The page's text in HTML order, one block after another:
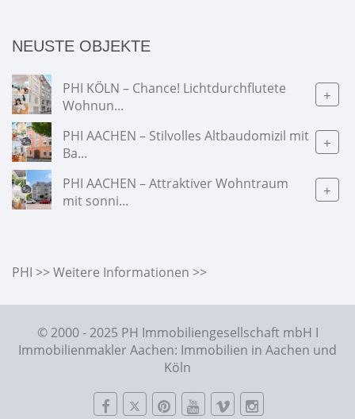
NEUSTE OBJEKTE
PHI KÖLN – Chance! Lichtdurchflutete
Wohnun...
+
PHI AACHEN – Stilvolles Altbaudomizil mit
Ba...
+
PHI AACHEN – Attraktiver Wohntraum
mit sonni...
+
PHI >> Weitere Informationen >>
© 2000 - 2025 PH Immobiliengesellschaft mbH I
Immobilienmakler Aachen: Immobilien in Aachen und
Köln